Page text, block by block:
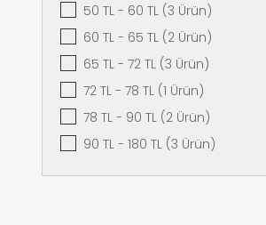
50 TL - 60 TL (3 Ürün)
60 TL - 65 TL (2 Ürün)
65 TL - 72 TL (3 Ürün)
72 TL - 78 TL (1 Ürün)
78 TL - 90 TL (2 Ürün)
90 TL - 180 TL (3 Ürün)